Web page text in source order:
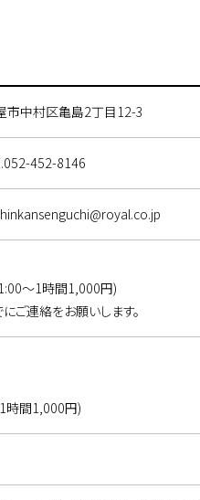
市中村区亀島2丁目12-3
452-8146
～1時間1,000円)
ご連絡をお願いします。
時間1,000円)